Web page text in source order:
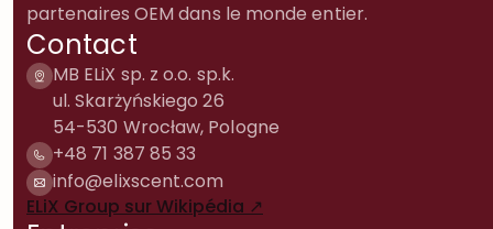
partenaires OEM dans le monde entier.
Contact
MB ELiX sp. z o.o. sp.k.
ul. Skarżyńskiego 26
54-530 Wrocław, Pologne
+48 71 387 85 33
info@elixscent.com
ELiX Group sur Wikipédia ↗